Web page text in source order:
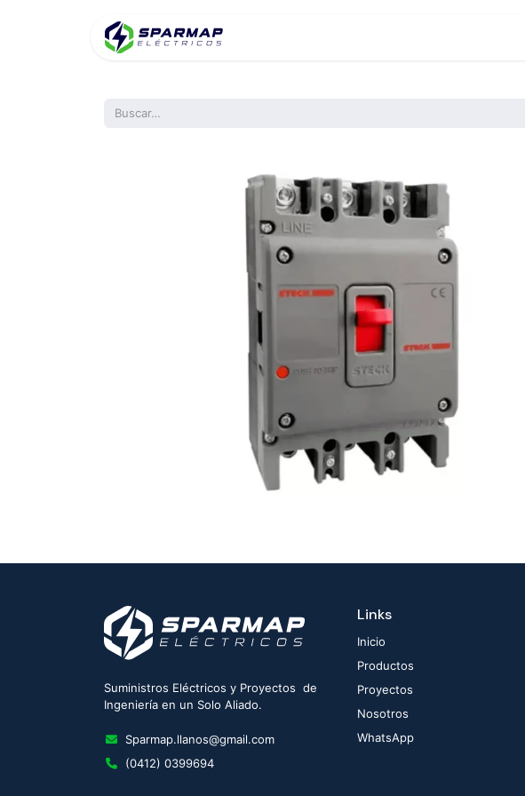
Suministros Eléctricos y Proyectos de
Ingeniería en un Solo Aliado.
Sparmap.llanos@gmail.com
(0412) 0399694
Links
Inicio
Productos
Proyectos
Nosotros
WhatsApp